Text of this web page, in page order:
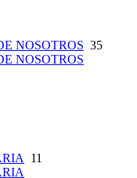
NOSOTROS 35
NOSOTROS
11